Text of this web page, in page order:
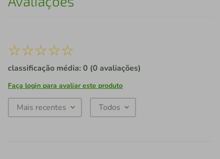
☆☆☆☆☆
classificação média: 0 (0 avaliações)
Faça login para avaliar este produto
Mais recentes Todos